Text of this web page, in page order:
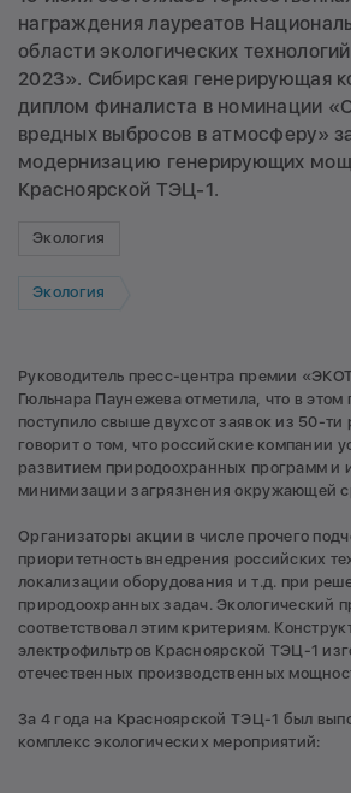
награждения лауреатов
области экологических
2023». Сибирская генерирующая
диплом финалиста в номинации
вредных выбросов в атмосферу»
модернизацию генерирующих
Красноярской ТЭЦ-1.
Экология
Экология
Руководитель пресс-центра премии
Гюльнара Паунежева отметила, что в этом
поступило свыше двухсот заявок из 50-ти
говорит о том, что российские компании
развитием природоохранных программ и
минимизации загрязнения окружающей
Организаторы акции в числе прочего
приоритетность внедрения российских
локализации оборудования и т.д. при
природоохранных задач. Экологический
соответствовал этим критериям.
электрофильтров Красноярской ТЭЦ-1
отечественных производственных
За 4 года на Красноярской ТЭЦ-1 был
комплекс экологических мероприятий: